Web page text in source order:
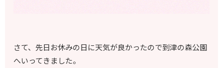
さて、先日お休みの日に天気が良かったので到津の森公園
へいってきました。